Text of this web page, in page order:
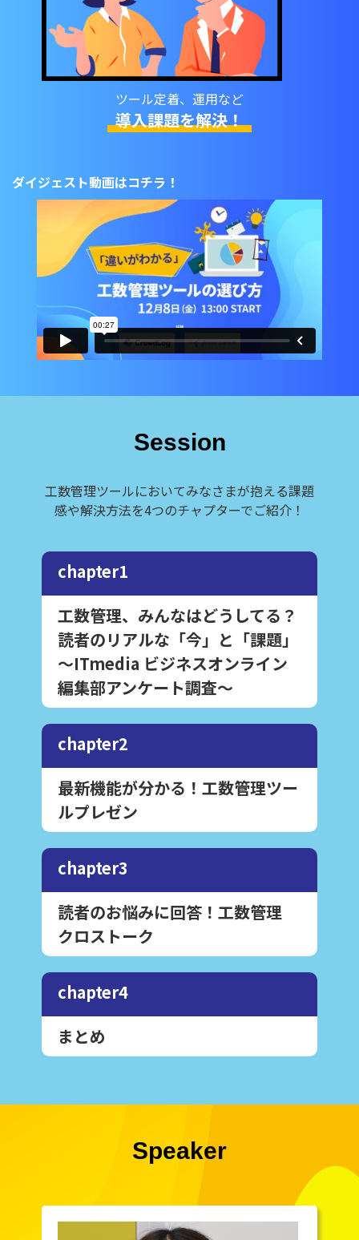
ツール定着、運用など
導入課題を解決！
ダイジェスト動画はコチラ！
Session
工数管理ツールにおいてみなさまが抱える課題
感や解決方法を4つのチャプターでご紹介！
chapter1
工数管理、みんなはどうしてる？
読者のリアルな「今」と「課題」
～ITmedia ビジネスオンライン
編集部アンケート調査～
chapter2
最新機能が分かる！工数管理ツー
ルプレゼン
chapter3
読者のお悩みに回答！工数管理
クロストーク
chapter4
まとめ
Speaker